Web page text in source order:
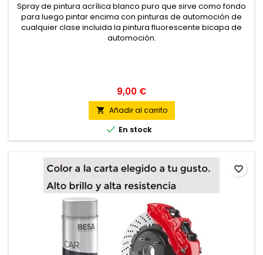
Spray de pintura acrílica blanco puro que sirve como fondo
para luego pintar encima con pinturas de automoción de
cualquier clase incluida la pintura fluorescente bicapa de
automoción.
9,00 €
 Añadir al carrito
 En stock
favorite_border